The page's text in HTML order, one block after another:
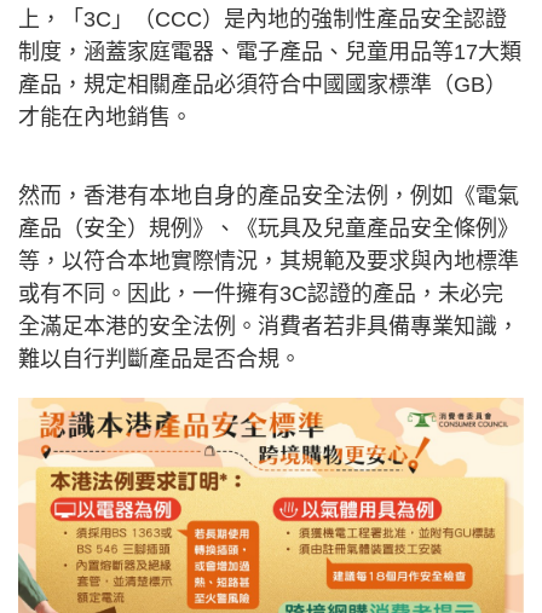
上，「3C」（CCC）是內地的強制性產品安全認證
制度，涵蓋家庭電器、電子產品、兒童用品等17大類
產品，規定相關產品必須符合中國國家標準（GB）
才能在內地銷售。
然而，香港有本地自身的產品安全法例，例如《電氣
產品（安全）規例》、《玩具及兒童產品安全條例》
等，以符合本地實際情況，其規範及要求與內地標準
或有不同。因此，一件擁有3C認證的產品，未必完
全滿足本港的安全法例。消費者若非具備專業知識，
難以自行判斷產品是否合規。